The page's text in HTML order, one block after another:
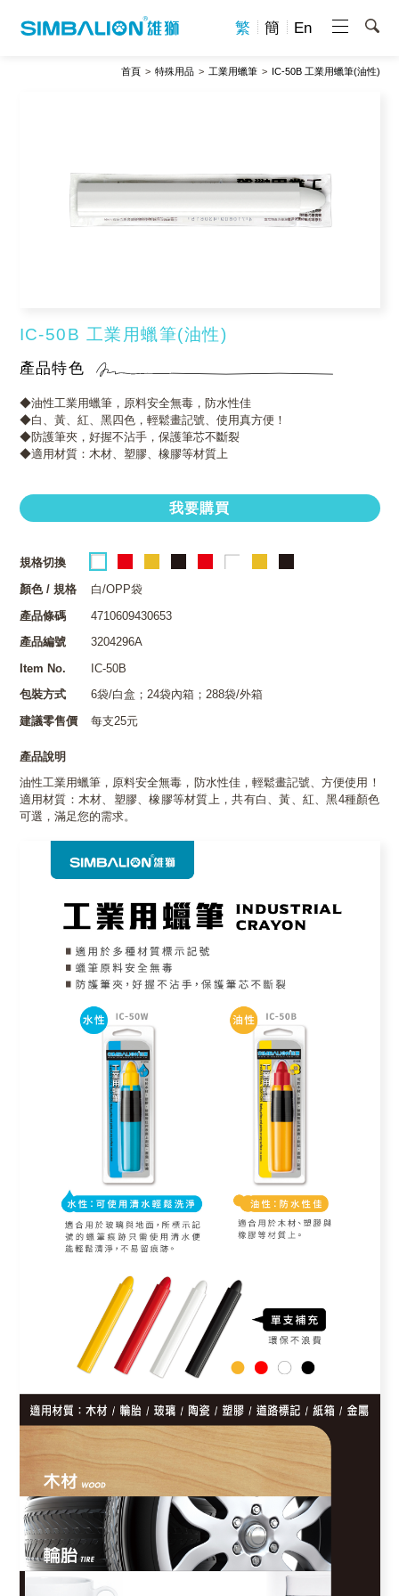
繁 簡 En
首頁 特殊用品 工業用蠟筆 IC-50B 工業用蠟筆(油性)
IC-50B 工業用蠟筆(油性)
產品特色
◆油性工業用蠟筆，原料安全無毒，防水性佳
◆白、黃、紅、黑四色，輕鬆畫記號、使用真方便！
◆防護筆夾，好握不沾手，保護筆芯不斷裂
◆適用材質：木材、塑膠、橡膠等材質上
我要購買
規格切換
顏色 / 規格
白/OPP袋
產品條碼
4710609430653
產品編號
3204296A
Item No.
IC-50B
包裝方式
6袋/白盒；24袋內箱；288袋/外箱
建議零售價
每支25元
產品說明
油性工業用蠟筆，原料安全無毒，防水性佳，輕鬆畫記號、方便使用！
適用材質：木材、塑膠、橡膠等材質上，共有白、黃、紅、黑4種顏色
可選，滿足您的需求。